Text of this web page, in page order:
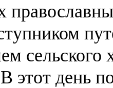
этот день